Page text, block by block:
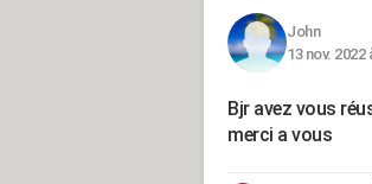
John
13 nov. 2022
Bjr avez vous
merci a vous